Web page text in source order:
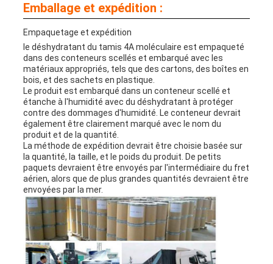
Emballage et expédition :
Empaquetage et expédition
le déshydratant du tamis 4A moléculaire est empaqueté
dans des conteneurs scellés et embarqué avec les
matériaux appropriés, tels que des cartons, des boîtes en
bois, et des sachets en plastique.
Le produit est embarqué dans un conteneur scellé et
étanche à l'humidité avec du déshydratant à protéger
contre des dommages d'humidité. Le conteneur devrait
également être clairement marqué avec le nom du
produit et de la quantité.
La méthode de expédition devrait être choisie basée sur
la quantité, la taille, et le poids du produit. De petits
paquets devraient être envoyés par l'intermédiaire du fret
aérien, alors que de plus grandes quantités devraient être
envoyées par la mer.